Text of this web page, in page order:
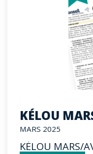
KÉLOU
MARS 2025
KÉLOU MARS/